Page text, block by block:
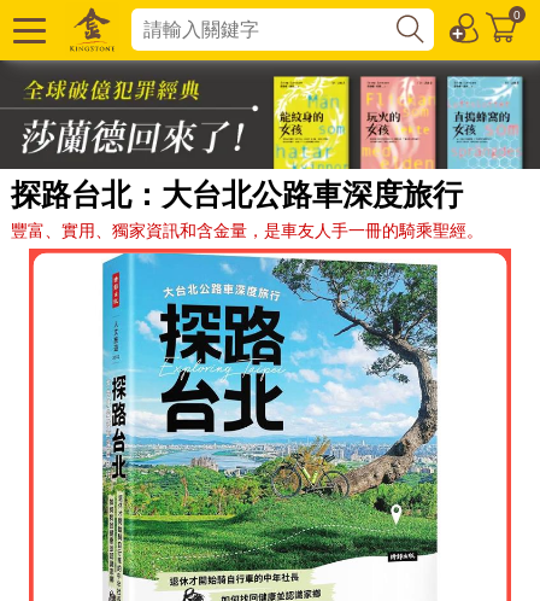
0
探路台北：大台北公路車深度旅行
豐富、實用、獨家資訊和含金量，是車友人手一冊的騎乘聖經。